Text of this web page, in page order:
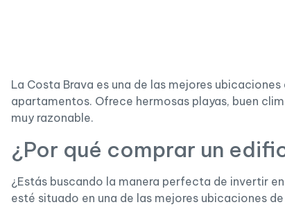
La Costa Brava es una de las mejores
apartamentos. Ofrece hermosas playas, buen
muy razonable.
¿Por qué comprar un
¿Estás buscando la manera perfecta de invertir
esté situado en una de las mejores ubicaciones